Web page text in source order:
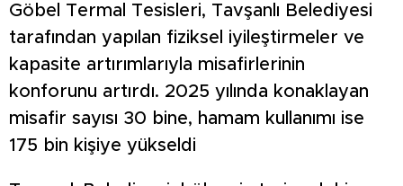
Göbel Termal Tesisleri, Tavşanlı Belediyesi
tarafından yapılan fiziksel iyileştirmeler ve
kapasite artırımlarıyla misafirlerinin
konforunu artırdı. 2025 yılında konaklayan
misafir sayısı 30 bine, hamam kullanımı ise
175 bin kişiye yükseldi